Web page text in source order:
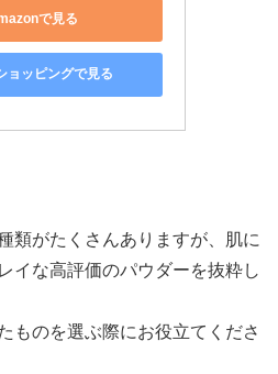
で見る
ョッピングで見る
類がたくさんありますが、肌に
イな高評価のパウダーを抜粋し
ものを選ぶ際にお役立てくださ